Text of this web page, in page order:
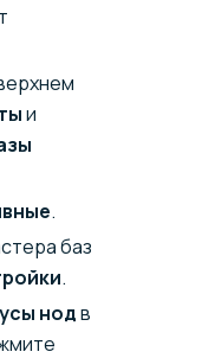
и
.
баз
.
нодв